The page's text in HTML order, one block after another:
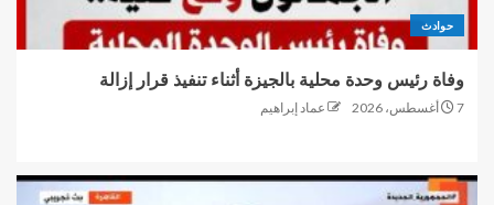
حوادث
وفاة رئيس وحدة محلية بالجيزة أثناء تنفيذ قرار إزالة
7 أغسطس، 2026 عماد إبراهيم